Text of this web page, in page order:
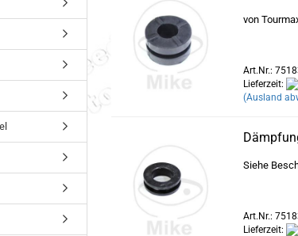
von
Art.Nr.:
Lieferzeit:
(Ausland
Siehe
Art.Nr.:
Lieferzeit: